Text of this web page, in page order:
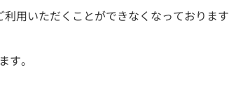
用いただくことができなくなっております
す。